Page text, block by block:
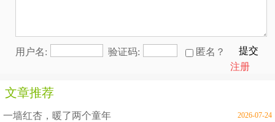
用户名: 验证码: 匿名？
提交
注册
文章推荐
一墙红杏，暖了两个童年 2026-07-24